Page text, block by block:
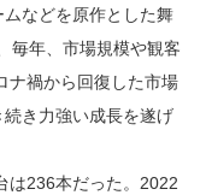
などを原作とした舞
毎年、市場規模や観客
ナ禍から回復した市場
き力強い成長を遂げ
は236本だった。2022